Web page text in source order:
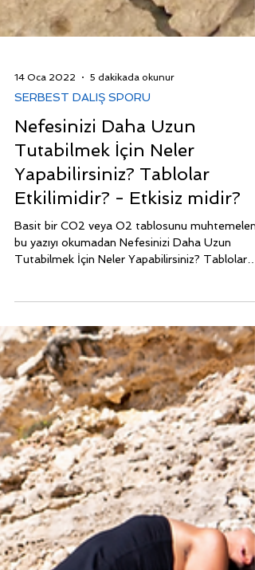
SERBEST DALIŞ SPORU
Nefesinizi Daha Uzun
Tutabilmek İçin Neler
Yapabilirsiniz? Tablolar
Etkilimidir? - Etkisiz midir?
Basit bir CO2 veya O2 tablosunu muhtemelen